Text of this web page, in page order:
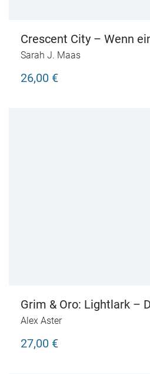
Crescent City – Wenn
Sarah J. Maas
26,00 €
Grim & Oro: Lightlark –
Herz
Alex Aster
27,00 €